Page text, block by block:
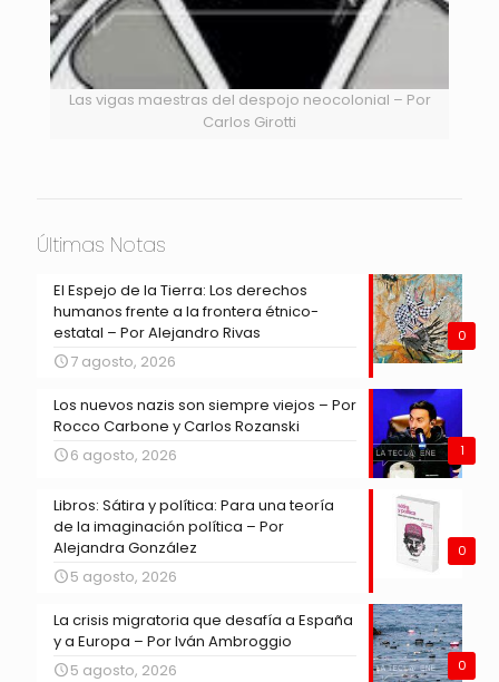
Las vigas maestras del despojo neocolonial – Por
Carlos Girotti
Últimas Notas
0
El Espejo de la Tierra: Los derechos
humanos frente a la frontera étnico-
estatal – Por Alejandro Rivas
7 agosto, 2026
1
Los nuevos nazis son siempre viejos – Por
Rocco Carbone y Carlos Rozanski
6 agosto, 2026
0
Libros: Sátira y política: Para una teoría
de la imaginación política – Por
Alejandra González
5 agosto, 2026
0
La crisis migratoria que desafía a España
y a Europa – Por Iván Ambroggio
5 agosto, 2026